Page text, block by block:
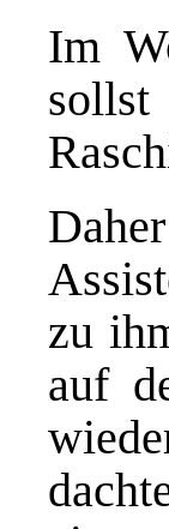
Im
zu
auf